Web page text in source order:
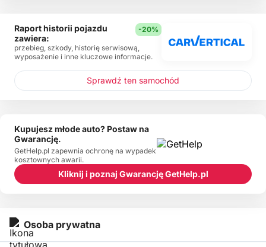
Osoba prywatna
Raport historii pojazdu
zawiera:
-20%
przebieg, szkody, historię serwisową,
wyposażenie i inne kluczowe informacje.
Sprawdź ten samochód
Kupujesz młode auto? Postaw na
Gwarancję.
GetHelp.pl zapewnia ochronę na wypadek
kosztownych awarii.
Kliknij i poznaj Gwarancję GetHelp.pl